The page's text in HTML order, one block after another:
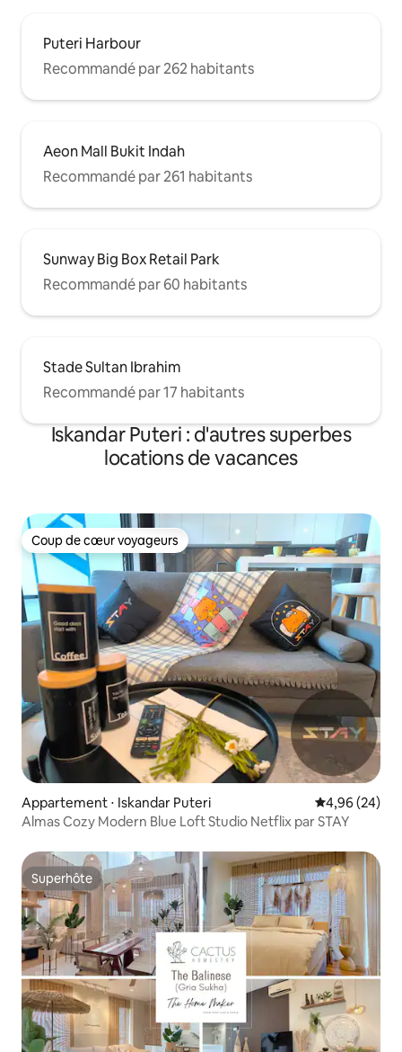
Puteri Harbour
Recommandé par 262 habitants
Aeon Mall Bukit Indah
Recommandé par 261 habitants
Sunway Big Box Retail Park
Recommandé par 60 habitants
Stade Sultan Ibrahim
Recommandé par 17 habitants
Iskandar Puteri : d'autres superbes
locations de vacances
Coup de cœur voyageurs
Coup de cœur voyageurs
Appartement ⋅ Iskandar Puteri Évaluation
4,96 (24)
Almas Cozy Modern Blue Loft Studio Netflix par STAY
Superhôte
Superhôte